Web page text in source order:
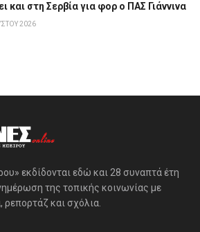
και στη Σερβία για φορ ο ΠΑΣ Γιάννινα
2026
εκδίδονται εδώ και 28 συναπτά έτη
της τοπικής κοινωνίας με
και σχόλια.